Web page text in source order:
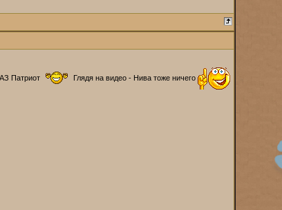
Патриот Глядя на видео - Нива тоже ничего